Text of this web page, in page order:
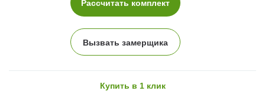
Рассчитать комплект
Вызвать замерщика
Купить в 1 клик